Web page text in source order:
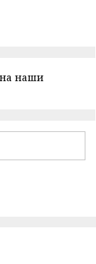
наши